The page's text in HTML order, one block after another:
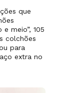
que
meio”, 105
colchões
para
extra no